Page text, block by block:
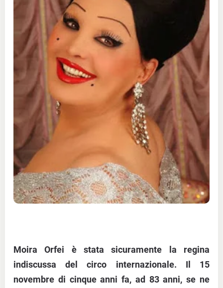
Moira Orfei è stata sicuramente la regina
indiscussa del circo internazionale. Il 15
novembre di cinque anni fa, ad 83 anni, se ne